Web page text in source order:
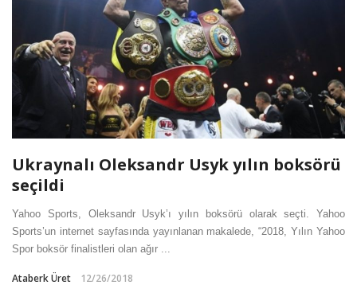
Ukraynalı Oleksandr Usyk yılın boksörü
seçildi
Yahoo Sports, Oleksandr Usyk’ı yılın boksörü olarak seçti. Yahoo
Sports’un internet sayfasında yayınlanan makalede, “2018, Yılın Yahoo
Spor boksör finalistleri olan ağır ...
Ataberk Üret 12/26/2018